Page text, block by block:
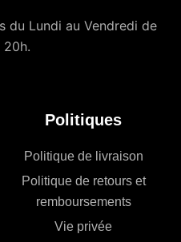
du Lundi au Vendredi de
20h.
Politiques
Politique de livraison
Politique de retours et
remboursements
Vie privée